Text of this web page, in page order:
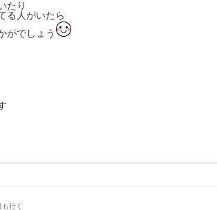
たり
る人がいたら
がでしょう